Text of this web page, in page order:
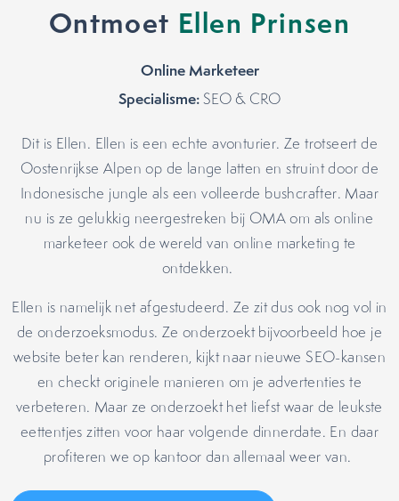
Ontmoet Ellen Prinsen
Online Marketeer
Specialisme:SEO & CRO
Dit is Ellen. Ellen is een echte avonturier. Ze trotseert de
Oostenrijkse Alpen op de lange latten en struint door de
Indonesische jungle als een volleerde bushcrafter. Maar
nu is ze gelukkig neergestreken bij OMA om als online
marketeer ook de wereld van online marketing te
ontdekken.
Ellen is namelijk net afgestudeerd. Ze zit dus ook nog vol in
de onderzoeksmodus. Ze onderzoekt bijvoorbeeld hoe je
website beter kan renderen, kijkt naar nieuwe SEO-kansen
en checkt originele manieren om je advertenties te
verbeteren. Maar ze onderzoekt het liefst waar de leukste
eettentjes zitten voor haar volgende dinnerdate. En daar
profiteren we op kantoor dan allemaal weer van.